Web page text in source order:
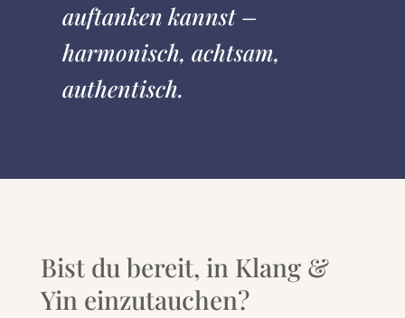
auftanken kannst –
harmonisch, achtsam,
authentisch.
Bist du bereit, in Klang &
Yin einzutauchen?